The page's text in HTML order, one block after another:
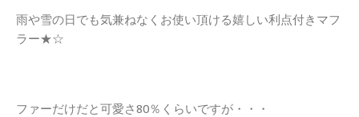
雨や雪の日でも気兼ねなくお使い頂ける嬉しい利点付きマフ
ラー★☆
ファーだけだと可愛さ80％くらいですが・・・